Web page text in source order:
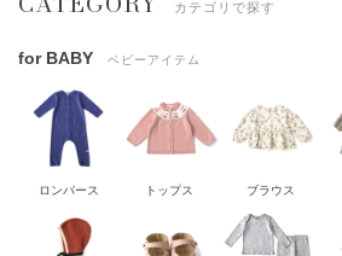
カテゴリで探す
for BABY ベビーアイテム
ロンパース トップス ブラウス